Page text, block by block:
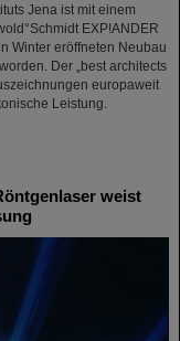
Jena ist mit einem
EXP!ANDER
Winter eröffneten Neubau
Der „best architects
europaweit
Leistung.
weist